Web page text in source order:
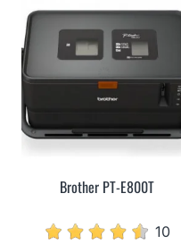
Brother PT-E800T
10